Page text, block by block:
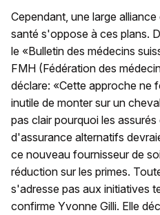
Cependant, une large
santé s'oppose à ces plans.
le «Bulletin des médecins
FMH (Fédération des
déclare: «Cette approche ne
inutile de monter sur un
pas clair pourquoi les
d'assurance alternatifs
ce nouveau fournisseur de
réduction sur les primes.
s'adresse pas aux initiatives
confirme Yvonne Gilli. Elle